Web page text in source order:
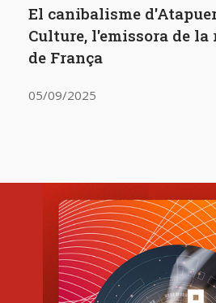
El canibalisme
Culture, l'emissora de
de França
05/09/2025